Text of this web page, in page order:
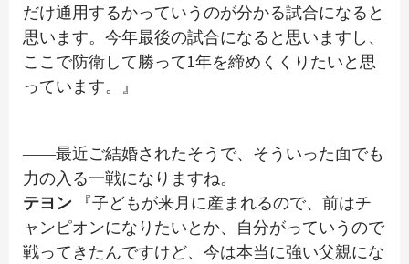
だけ通用するかっていうのが分かる試合になると
思います。今年最後の試合になると思いますし、
ここで防衛して勝って1年を締めくくりたいと思
っています。』
――最近ご結婚されたそうで、そういった面でも
力の入る一戦になりますね。
テヨン 『子どもが来月に産まれるので、前はチ
ャンピオンになりたいとか、自分がっていうので
戦ってきたんですけど、今は本当に強い父親にな